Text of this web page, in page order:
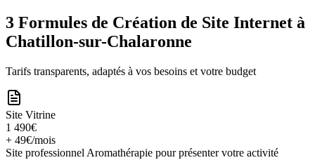
3 Formules de Création de Site Internet à
Chatillon-sur-Chalaronne
Tarifs transparents, adaptés à vos besoins et votre budget
Site Vitrine
1 490€
+ 49€/mois
Site professionnel Aromathérapie pour présenter votre activité